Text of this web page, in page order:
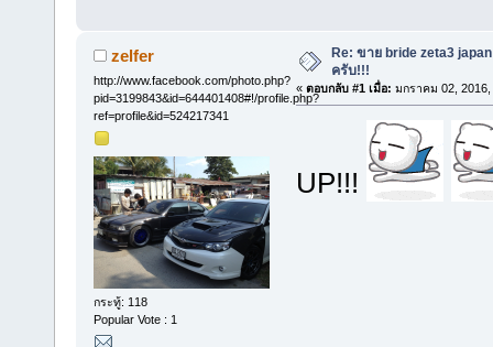
zelfer
http://www.facebook.com/photo.php?
pid=3199843&id=644401408#!/profile.php?
ref=profile&id=524217341
กระทู้: 118
Popular Vote : 1
Re: ขาย bride zeta3
ครับ!!!
« ตอบกลับ #1 เมื่อ: มกราคม 02, 2016,
UP!!!